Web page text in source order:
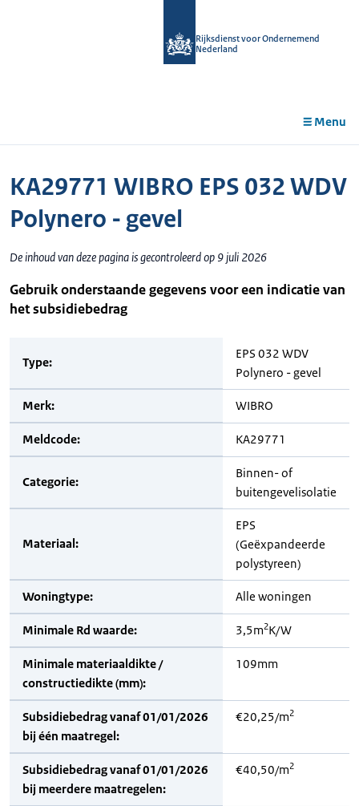
Rijksdienst voor Ondernemend
Nederland
Menu
KA29771 WIBRO EPS 032 WDV
Polynero - gevel
De inhoud van deze pagina is gecontroleerd op 9 juli 2026
Gebruik onderstaande gegevens voor een indicatie van
het subsidiebedrag
Type:
EPS 032 WDV
Polynero - gevel
Merk: WIBRO
Meldcode: KA29771
Categorie:
Binnen- of
buitengevelisolatie
Materiaal:
EPS
(Geëxpandeerde
polystyreen)
Woningtype: Alle woningen
Minimale Rd waarde: 3,5m2K/W
Minimale materiaaldikte /
constructiedikte (mm):
109mm
Subsidiebedrag vanaf 01/01/2026
bij één maatregel:
€20,25/m2
Subsidiebedrag vanaf 01/01/2026
bij meerdere maatregelen:
€40,50/m2